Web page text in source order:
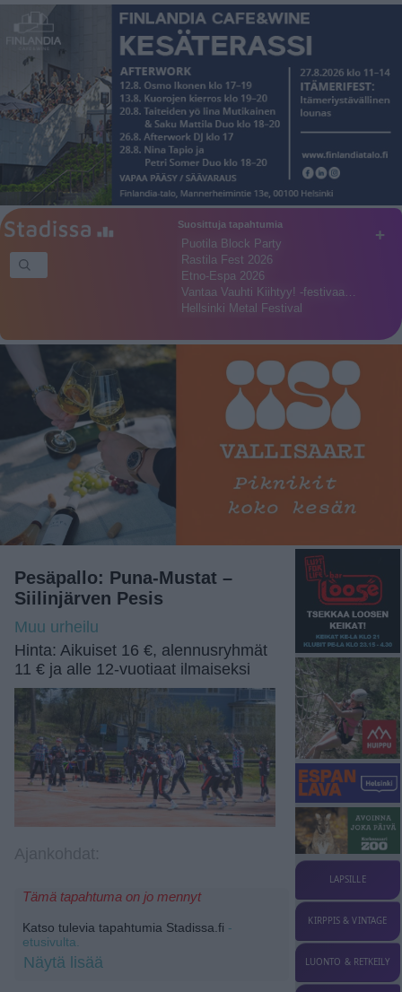
+
Suosittuja tapahtumia
Puotila Block Party
Rastila Fest 2026
Etno-Espa 2026
Vantaa Vauhti Kiihtyy! -festivaa…
Hellsinki Metal Festival
Pesäpallo: Puna-Mustat –
Siilinjärven Pesis
Muu urheilu
Hinta: Aikuiset 16 €, alennusryhmät
11 € ja alle 12-vuotiaat ilmaiseksi
Tämä tapahtuma on jo mennyt
Katso tulevia tapahtumia Stadissa.fi -
etusivulta.
Näytä lisää
LAPSILLE
KIRPPIS & VINTAGE
LUONTO & RETKEILY